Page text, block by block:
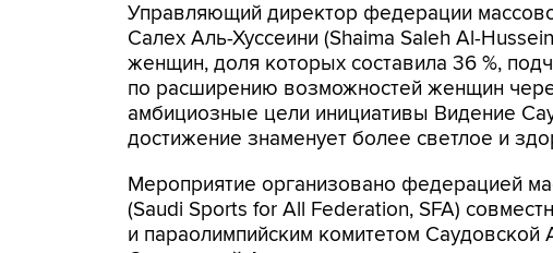
Управляющий директор федерации
Салех Аль-Хуссеини (Shaima Saleh Al-
женщин, доля которых составила 36 %,
по расширению возможностей женщин
амбициозные цели инициативы Видение
достижение знаменует более светлое и
Мероприятие организовано федерацией
(Saudi Sports for All Federation, SFA)
и параолимпийским комитетом